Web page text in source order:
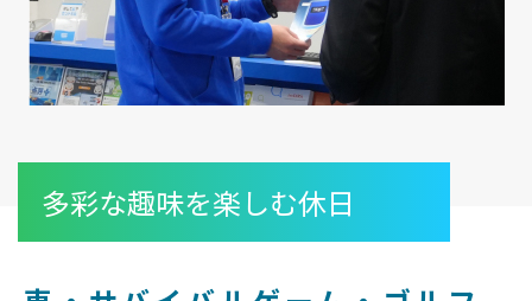
多彩な趣味を楽しむ休日